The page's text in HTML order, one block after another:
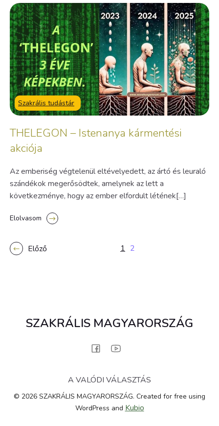
Szakrális tudástár
THELEGON – Istenanya kármentési
akciója
Az emberiség végtelenül eltévelyedett, az ártó és leuraló
szándékok megerősödtek, amelynek az lett a
következménye, hogy az ember elfordult létének[…]
Elolvasom
Előző 1 2
SZAKRÁLIS MAGYARORSZÁG
A VALÓDI VÁLASZTÁS
© 2026 SZAKRÁLIS MAGYARORSZÁG. Created for free using
WordPress and Kubio